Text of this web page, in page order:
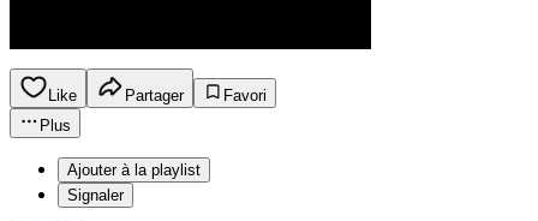
Like Partager
Favori
Plus
Ajouter à la playlist
Signaler